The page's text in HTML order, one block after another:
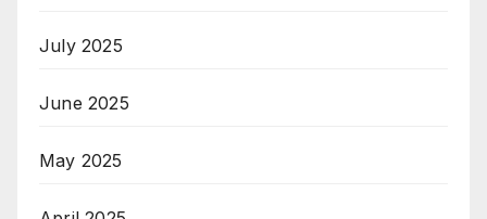
July 2025
June 2025
May 2025